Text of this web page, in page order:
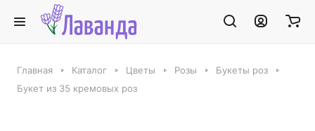
Главная Каталог Цветы Розы
Букеты роз
Букет из 35 кремовых роз